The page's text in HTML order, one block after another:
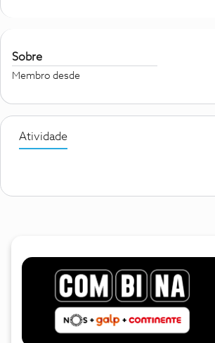
Sobre
Membro desde
Atividade